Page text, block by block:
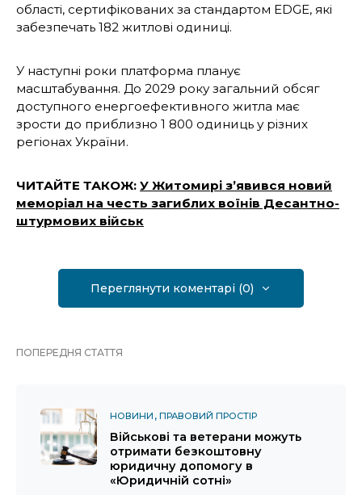
області, сертифікованих за стандартом EDGE, які
забезпечать 182 житлові одиниці.
У наступні роки платформа планує
масштабування. До 2029 року загальний обсяг
доступного енергоефективного житла має
зрости до приблизно 1 800 одиниць у різних
регіонах України.
ЧИТАЙТЕ ТАКОЖ: У Житомирі з’явився новий
меморіал на честь загиблих воїнів Десантно-
штурмових військ
Переглянути коментарі (0)
ПОПЕРЕДНЯ СТАТТЯ
НОВИНИ ПРАВОВИЙ ПРОСТІР
Військові та ветерани можуть
отримати безкоштовну
юридичну допомогу в
«Юридичній сотні»